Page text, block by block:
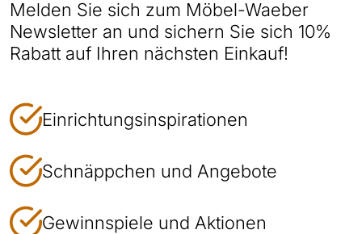
Melden Sie sich zum Möbel-Waeber
Newsletter an und sichern Sie sich 10%
Rabatt auf Ihren nächsten Einkauf!
Einrichtungsinspirationen
Schnäppchen und Angebote
Gewinnspiele und Aktionen